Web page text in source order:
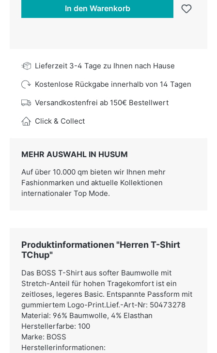
In den Warenkorb
Lieferzeit 3-4 Tage zu Ihnen nach Hause
Kostenlose Rückgabe innerhalb von 14 Tagen
Versandkostenfrei ab 150€ Bestellwert
Click & Collect
MEHR AUSWAHL IN HUSUM
Auf über 10.000 qm bieten wir Ihnen mehr
Fashionmarken und aktuelle Kollektionen
internationaler Top Mode.
Produktinformationen "Herren T-Shirt
TChup"
Das BOSS T-Shirt aus softer Baumwolle mit
Stretch-Anteil für hohen Tragekomfort ist ein
zeitloses, legeres Basic. Entspannte Passform mit
gummiertem Logo-Print.Lief.-Art-Nr: 50473278
Material: 96% Baumwolle, 4% Elasthan
Herstellerfarbe: 100
Marke: BOSS
Herstellerinformationen: